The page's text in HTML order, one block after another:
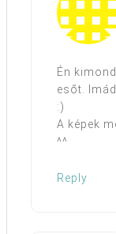
Én
esőt.
:)
A képek
^^
Reply